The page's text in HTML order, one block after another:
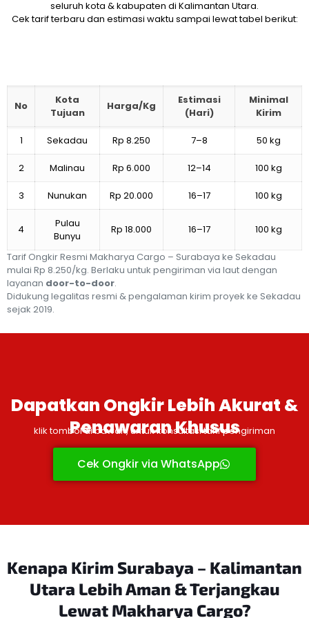
seluruh kota & kabupaten di Kalimantan Utara.
Cek tarif terbaru dan estimasi waktu sampai lewat tabel berikut:
Tarif Ongkir Resmi Makharya Cargo – Surabaya ke Sekadau
mulai Rp 8.250/kg. Berlaku untuk pengiriman via laut dengan
layanan door-to-door.
Didukung legalitas resmi & pengalaman kirim proyek ke Sekadau
sejak 2019.
No
Kota
Tujuan
Harga/Kg
Estimasi
(Hari)
Minimal
Kirim
1 Sekadau Rp 8.250 7–8 50 kg
2 Malinau Rp 6.000 12–14 100 kg
3 Nunukan Rp 20.000 16–17 100 kg
4
Pulau
Bunyu
Rp 18.000 16–17 100 kg
Dapatkan Ongkir Lebih Akurat &
Penawaran Khusus
klik tombol di bawah, untuk konsultasi tarif pengiriman
Cek Ongkir via WhatsApp
Kenapa Kirim Surabaya – Kalimantan
Utara Lebih Aman & Terjangkau
Lewat Makharya Cargo?